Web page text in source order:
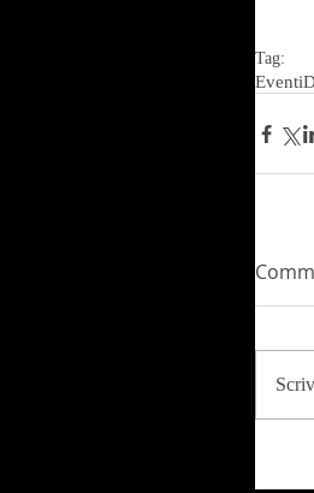
Tag:
Eventi